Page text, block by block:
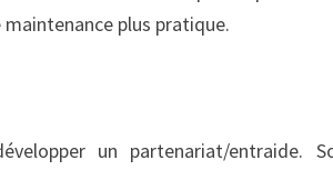
maintenance plus pratique.
un partenariat/entraide.